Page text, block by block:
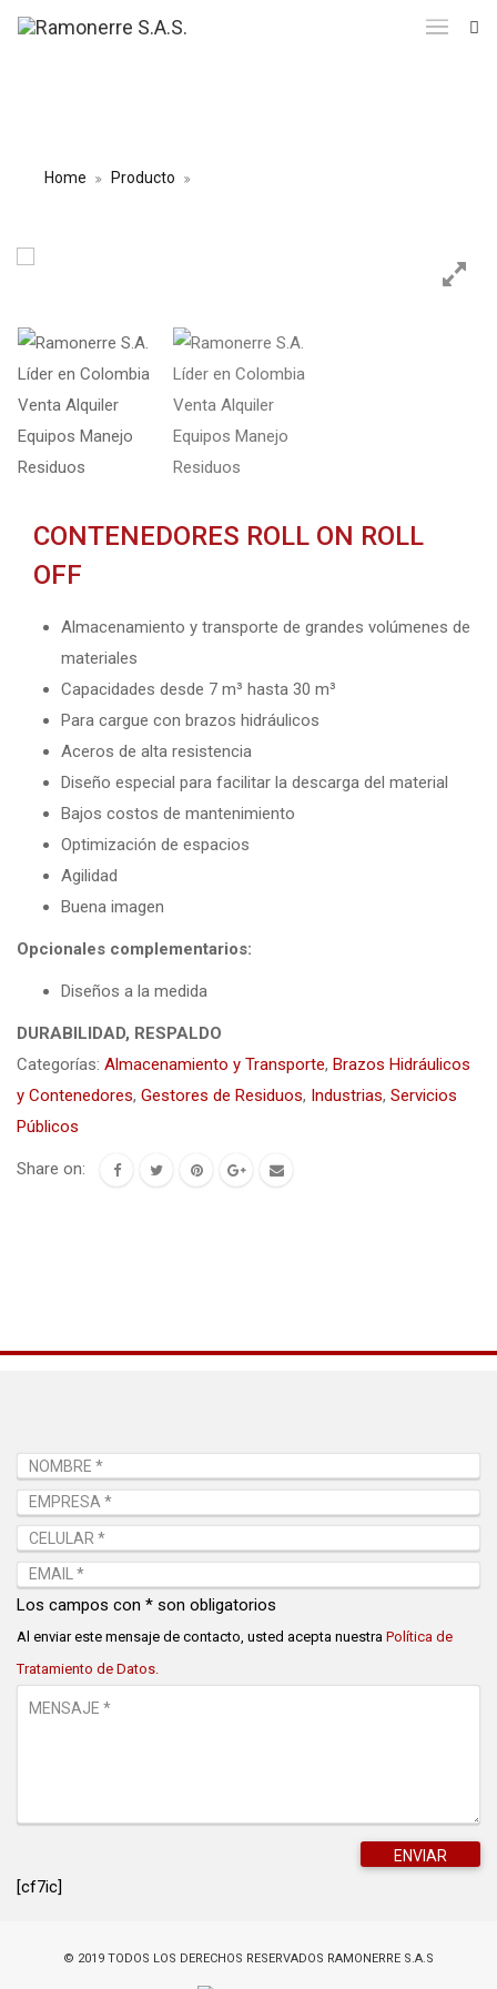
Home Producto
CONTENEDORES ROLL ON ROLL
OFF
Almacenamiento y transporte de grandes volúmenes de
materiales
Capacidades desde 7 m³ hasta 30 m³
Para cargue con brazos hidráulicos
Aceros de alta resistencia
Diseño especial para facilitar la descarga del material
Bajos costos de mantenimiento
Optimización de espacios
Agilidad
Buena imagen
Opcionales complementarios:
Diseños a la medida
DURABILIDAD, RESPALDO
Categorías: Almacenamiento y Transporte, Brazos Hidráulicos
y Contenedores, Gestores de Residuos, Industrias, Servicios
Públicos
Share on:
Los campos con * son obligatorios
Al enviar este mensaje de contacto, usted acepta nuestra Política de
Tratamiento de Datos.
[cf7ic]
© 2019 TODOS LOS DERECHOS RESERVADOS RAMONERRE S.A.S